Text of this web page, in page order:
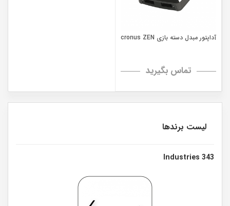
آداپتور مبدل دسته بازی cronus ZEN
تماس بگیرید
لیست برندها
343 Industries